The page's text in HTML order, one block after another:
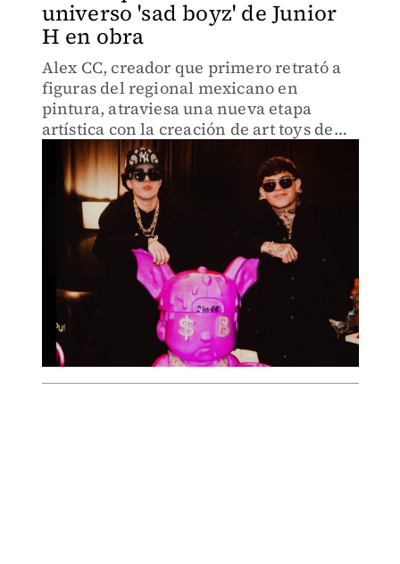
universo 'sad boyz' de Junior
H en obra
Alex CC, creador que primero retrató a
figuras del regional mexicano en
pintura, atraviesa una nueva etapa
artística con la creación de art toys de
gran formato.